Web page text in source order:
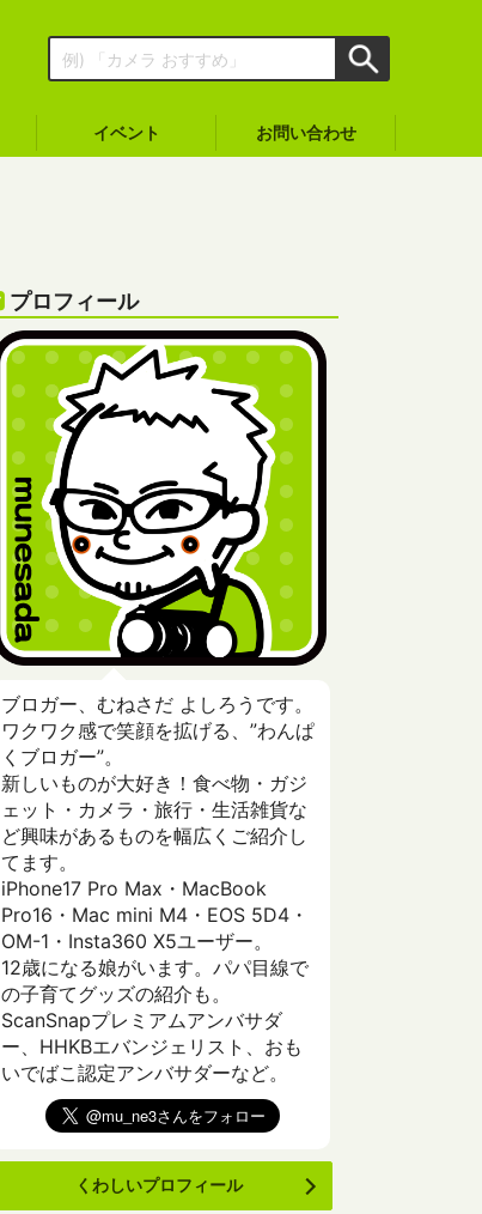
イベント お問い合わせ
プロフィール
ブロガー、むねさだ よしろうです。
ワクワク感で笑顔を拡げる、”わんぱ
くブロガー”。
新しいものが大好き！食べ物・ガジ
ェット・カメラ・旅行・生活雑貨な
ど興味があるものを幅広くご紹介し
てます。
iPhone17 Pro Max・MacBook
Pro16・Mac mini M4・EOS 5D4・
OM-1・Insta360 X5ユーザー。
12歳になる娘がいます。パパ目線で
の子育てグッズの紹介も。
ScanSnapプレミアムアンバサダ
ー、HHKBエバンジェリスト、おも
いでばこ認定アンバサダーなど。
くわしいプロフィール